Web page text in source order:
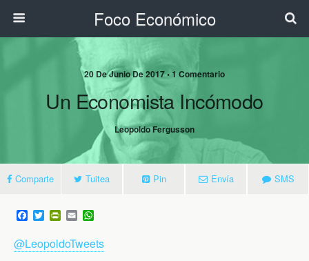
Foco Económico
20 De Junio De 2017 • 1 Comentario
Un Economista Incómodo
Leopoldo Fergusson
Comparte Tuitea Pin Envía SMS
F
a
e
T
w
t
P
i
n
E
m
i
a
t
@LeopoldoTweets